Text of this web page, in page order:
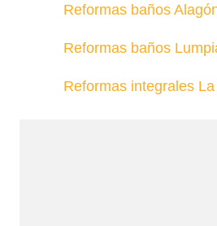
Reformas baños
Reformas baños
Reformas integrales